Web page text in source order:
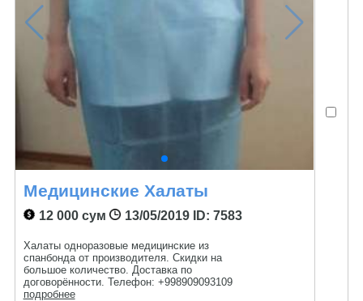
Медицинские Халаты
12 000 сум 13/05/2019ID: 7583
Халаты одноразовые медицинские из
спанбонда от производителя. Скидки на
большое количество. Доставка по
договорённости. Телефон: +998909093109
подробнее